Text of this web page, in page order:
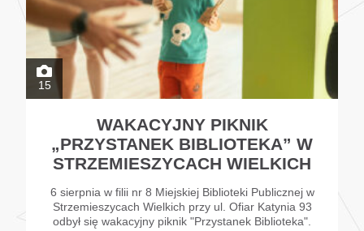
15
WAKACYJNY PIKNIK
„PRZYSTANEK BIBLIOTEKA” W
STRZEMIESZYCACH WIELKICH
6 sierpnia w filii nr 8 Miejskiej Biblioteki Publicznej w
Strzemieszycach Wielkich przy ul. Ofiar Katynia 93
odbył się wakacyjny piknik "Przystanek Biblioteka".